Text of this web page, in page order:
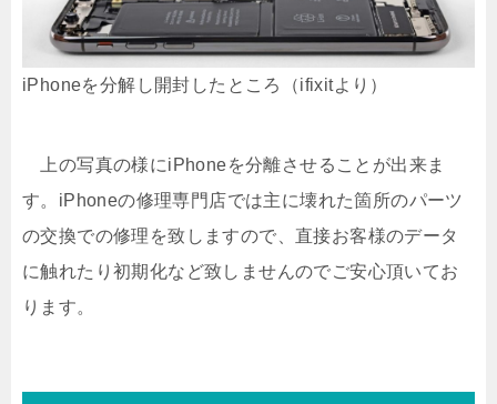
iPhoneを分解し開封したところ（ifixitより）
上の写真の様にiPhoneを分離させることが出来ま
す。iPhoneの修理専門店では主に壊れた箇所のパーツ
の交換での修理を致しますので、直接お客様のデータ
に触れたり初期化など致しませんのでご安心頂いてお
ります。